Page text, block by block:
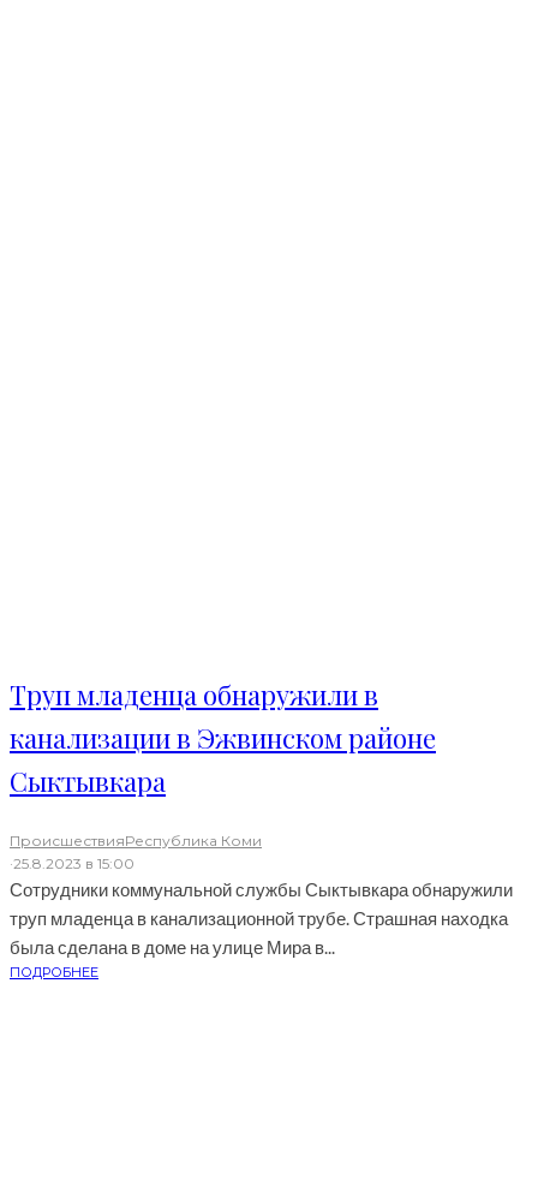
Труп младенца обнаружили в
канализации в Эжвинском районе
Сыктывкара
ПроисшествияРеспублика Коми
·25.8.2023 в 15:00
Сотрудники коммунальной службы Сыктывкара обнаружили
труп младенца в канализационной трубе. Страшная находка
была сделана в доме на улице Мира в...
ПОДРОБНЕЕ